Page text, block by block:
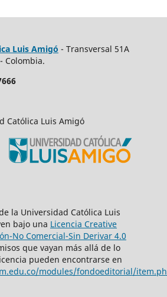
Luis Amigó - Transversal 51A
Colombia.
Católica Luis Amigó
la Universidad Católica Luis
bajo una Licencia Creative
No Comercial-Sin Derivar 4.0
que vayan más allá de lo
pueden encontrarse en
modules/fondoeditorial/